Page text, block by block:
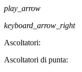
play_arrow
keyboard_arrow_right
Ascoltatori:
Ascoltatori di punta: